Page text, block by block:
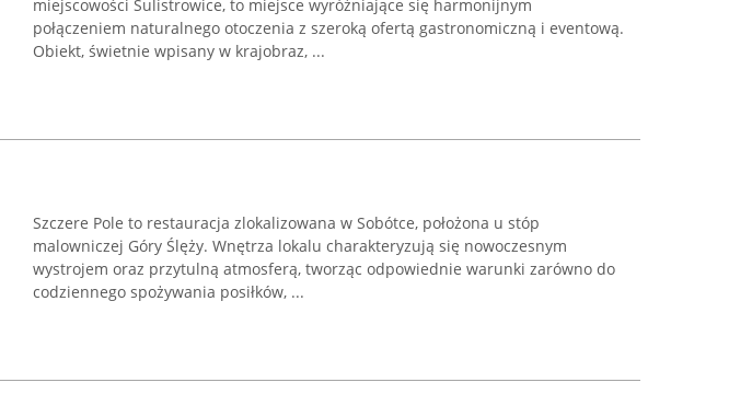
miejscowości Sulistrowice, to miejsce wyróżniające się harmonijnym
połączeniem naturalnego otoczenia z szeroką ofertą gastronomiczną i eventową.
Obiekt, świetnie wpisany w krajobraz, ...
Szczere Pole to restauracja zlokalizowana w Sobótce, położona u stóp
malowniczej Góry Ślęży. Wnętrza lokalu charakteryzują się nowoczesnym
wystrojem oraz przytulną atmosferą, tworząc odpowiednie warunki zarówno do
codziennego spożywania posiłków, ...